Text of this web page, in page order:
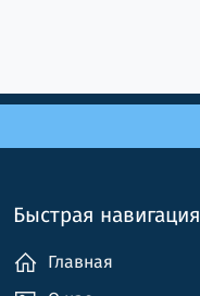
Быстрая навигация
Главная